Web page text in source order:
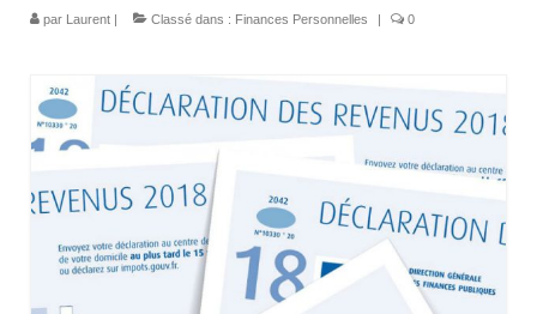
par Laurent | Classé dans : Finances Personnelles | 0